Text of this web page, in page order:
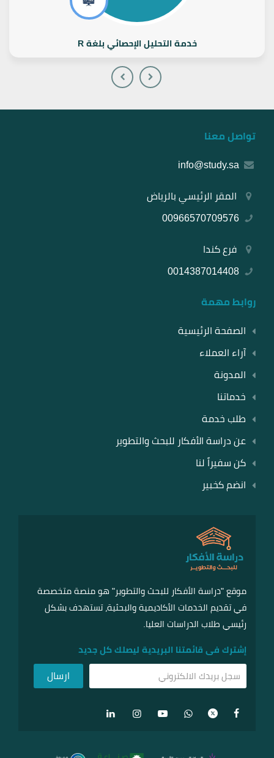
خدمة التحليل الإحصائي بلغة R
تواصل معنا
info@study.sa
المقر الرئيسي بالرياض
00966570709576
فرع كندا
0014387014408
روابط مهمة
الصفحة الرئيسية
آراء العملاء
المدونة
خدماتنا
طلب خدمة
عن دراسة الأفكار للبحث والتطوير
كن سفيراً لنا
انضم كخبير
موقع "دراسة الأفكار للبحث والتطوير" هو منصة متخصصة
في تقديم الخدمات الأكاديمية والبحثية، تستهدف بشكل
رئيسي طلاب الدراسات العليا.
إشترك فى قائمتنا البريدية ليصلك كل جديد